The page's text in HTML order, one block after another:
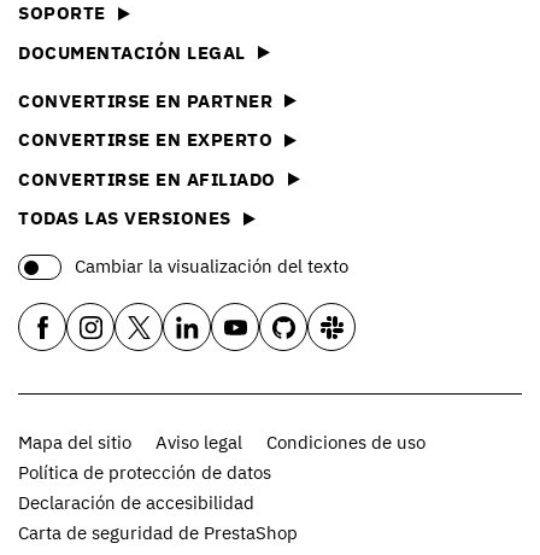
SOPORTE
DOCUMENTACIÓN LEGAL
CONVERTIRSE EN PARTNER
CONVERTIRSE EN EXPERTO
CONVERTIRSE EN AFILIADO
TODAS LAS VERSIONES
Cambiar la visualización del texto
Mapa del sitio Aviso legal
Condiciones de uso
Política de protección de datos
Declaración de accesibilidad
Carta de seguridad de PrestaShop